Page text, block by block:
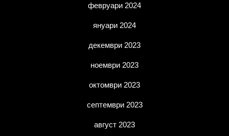
февруари 2024
януари 2024
декември 2023
ноември 2023
октомври 2023
септември 2023
август 2023